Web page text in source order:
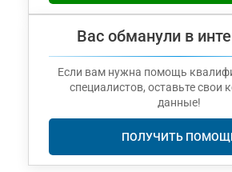
Вас обманули в
Если вам нужна помощь
специалистов, оставьте свои
данные!
ПОЛУЧИТЬ